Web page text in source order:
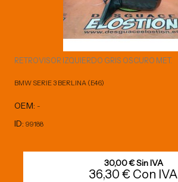
RETROVISOR IZQUIERDO GRIS OSCURO MET.
BMW SERIE 3 BERLINA (E46)
OEM: -
ID: 99188
30,00 € Sin IVA
36,30 € Con IVA